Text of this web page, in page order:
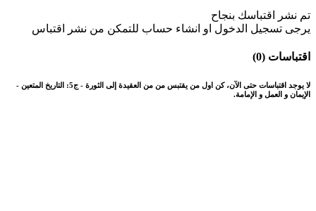
تم نشر اقتباسك بنجاح
يرجى تسجيل الدخول او انشاء حساب للتمكن من نشر اقتباس
اقتباسات (0)
لا يوجد اقتباسات حتى الآن، كن اول من يقتبس من من العقيدة إلى الثورة - ج5: التاريخ المتعين -
الإيمان و العمل و الإمامة.